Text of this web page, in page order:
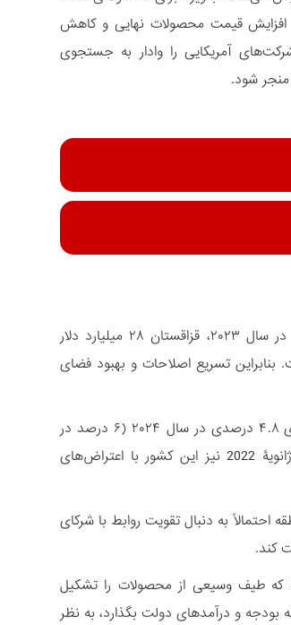
افزایش قیمت محصولات نهایی و کاهش
آمریکایی را وادار به جستجوی
منجر شود.
اعمال تعرفه از جانب ایالات متحده،‌ نیاز قزاقستان به کاهش وابستگی به مواد خام را برجسته می‌کند. در سال ۲۰۲۳، قزاقستان ۲۸ میلیارد دلار
خام اختصاص یافت. بنابراین تسریع اصلاحات و بهبود فضای
کاهش درآمدهای صادراتی در قزاقستان می‌تواند ناآرامی‌های اجتماعی را تشدید کند، به‌ویژه با نرخ بیکاری ۴.۸ درصدی در سال ۲۰۲۴ (۶ درصد در
مناطق روستایی) که این موضوع می‌تواند ثبات سیاسی قزاقستان را تهدید کند. به خاطر داریم که در ژانویۀ 2022 نیز این کشور با اعتراض‌های
احتمالاً به دنبال تقویت روابط با شرکای
کند.
که طیف وسیعی از محصولات را تشکیل
بودجه و درآمدهای دولت بگذارد، به نظر